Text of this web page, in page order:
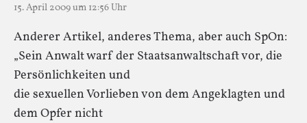
15. April 2009 um 12:56 Uhr
Anderer Artikel, anderes Thema, aber auch SpOn:
„Sein Anwalt warf der Staatsanwaltschaft vor, die
Persönlichkeiten und
die sexuellen Vorlieben von dem Angeklagten und
dem Opfer nicht